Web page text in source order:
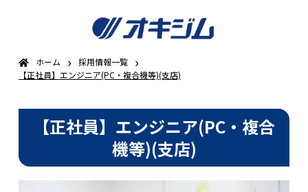
ホーム › 採用情報一覧 ›
【正社員】エンジニア(PC・複合機等)(支店)
【正社員】エンジニア(PC・複合
機等)(支店)